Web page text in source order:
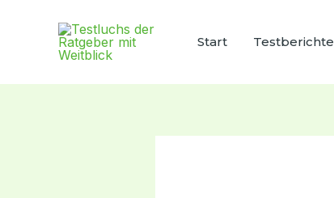
Start Testberichte